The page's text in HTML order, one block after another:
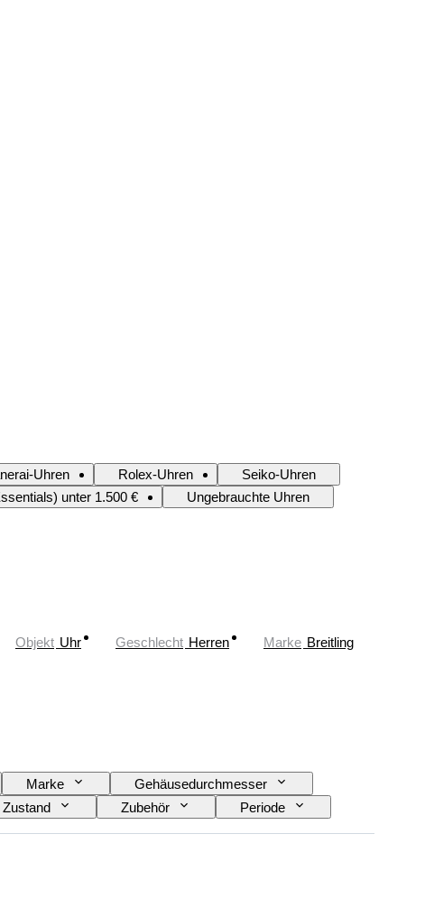
Uhren Rolex-Uhren
Seiko-Uhren
unter 1.500 €
Ungebrauchte Uhren
Objekt Uhr Geschlecht Herren Marke Breitling
Marke
Gehäusedurchmesser
Zustand Zubehör
Periode
Material Uhrenarmband